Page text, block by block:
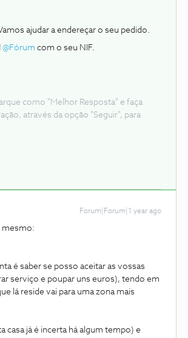
ajudar a endereçar o seu pedido.
@Fórum com o seu NIF.
como "Melhor Resposta" e faça
através da opção "Seguir", para
Forum|Forum|1 year ago
mesmo:
é saber se posso aceitar as vossas
serviço e poupar uns euros), tendo em
lá reside vai para uma zona mais
casa já é incerta há algum tempo) e